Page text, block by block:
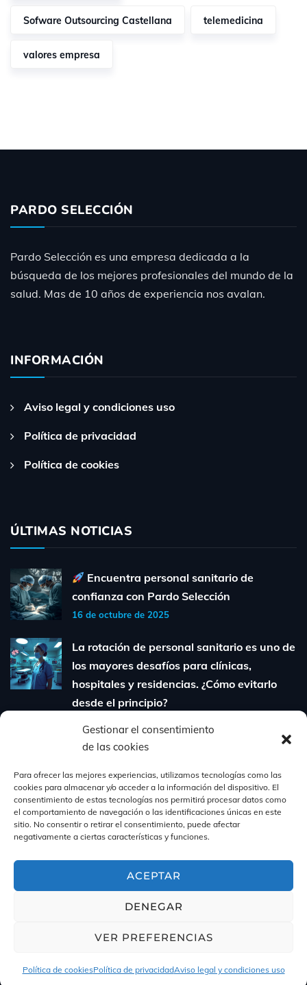
Gestionar el consentimiento
de las cookies
Para ofrecer las mejores experiencias, utilizamos tecnologías como las
cookies para almacenar y/o acceder a la información del dispositivo. El
consentimiento de estas tecnologías nos permitirá procesar datos como
el comportamiento de navegación o las identificaciones únicas en este
sitio. No consentir o retirar el consentimiento, puede afectar
negativamente a ciertas características y funciones.
ACEPTAR
DENEGAR
VER PREFERENCIAS
Política de cookiesPolítica de privacidadAviso legal y condiciones uso
Sofware Outsourcing Castellana telemedicina
valores empresa
PARDO SELECCIÓN
Pardo Selección es una empresa dedicada a la
búsqueda de los mejores profesionales del mundo de la
salud. Mas de 10 años de experiencia nos avalan.
INFORMACIÓN
Aviso legal y condiciones uso
Política de privacidad
Política de cookies
ÚLTIMAS NOTICIAS
Encuentra personal sanitario de
confianza con Pardo Selección
16 de octubre de 2025
La rotación de personal sanitario es uno de
los mayores desafíos para clínicas,
hospitales y residencias. ¿Cómo evitarlo
desde el principio?
Cómo contratar personal sanitario
cualificado sin perder tiempo ni dinero:
guía para clínicas y residencias
31 de julio de 2025